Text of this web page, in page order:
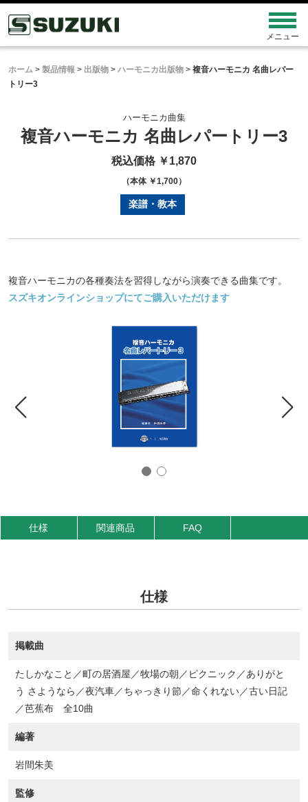
ホーム > 製品情報 > 出版物 > ハーモニカ出版物 > 複音ハーモニカ 名曲レパー
トリー3
ハーモニカ曲集
複音ハーモニカ 名曲レパートリー3
税込価格 ￥1,870
（本体 ￥1,700）
楽譜・教本
複音ハーモニカの各種奏法を習得しながら演奏できる曲集です。
スズキオンラインショップにてご購入いただけます
仕様 関連商品 FAQ
仕様
掲載曲
たしかなこと／町の居酒屋／牧場の朝／ピクニック／ありがと
う さようなら／夜汽車／ちゃっきり節／命くれない／古い日記
／芭蕉布 全10曲
編著
岩間朱美
監修